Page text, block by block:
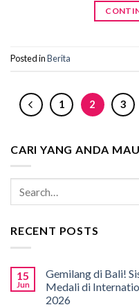
Posted inBerita
1 2 3
CARI YANG ANDA
RECENT POSTS
15
Jun
Gemilang di Bali!
Medali di
2026